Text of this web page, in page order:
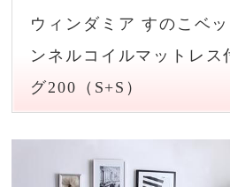
ウィンダミア すのこベ
ンネルコイルマットレス
グ200（S+S）